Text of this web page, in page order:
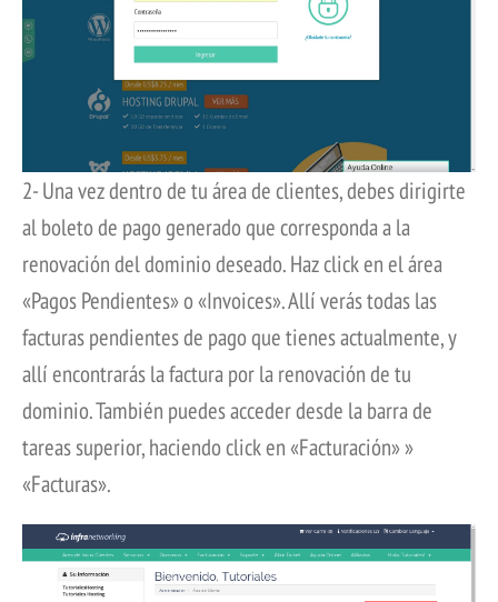
2- Una vez dentro de tu área de clientes, debes dirigirte
al boleto de pago generado que corresponda a la
renovación del dominio deseado. Haz click en el área
«Pagos Pendientes» o «Invoices». Allí verás todas las
facturas pendientes de pago que tienes actualmente, y
allí encontrarás la factura por la renovación de tu
dominio. También puedes acceder desde la barra de
tareas superior, haciendo click en «Facturación» »
«Facturas».